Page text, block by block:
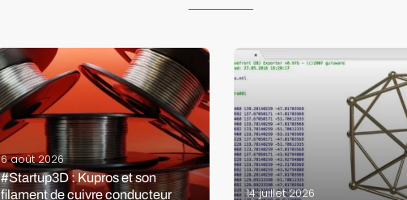
6 août 2026
#Startup3D : Kupros et son
filament de cuivre conducteur
14 juillet 2026